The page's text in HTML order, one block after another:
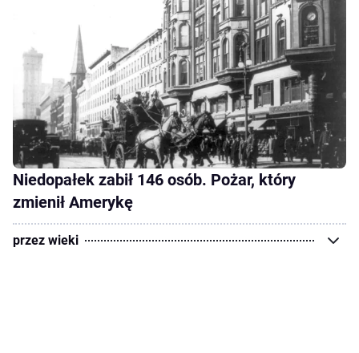
Niedopałek zabił 146 osób. Pożar, który
zmienił Amerykę
przez wieki